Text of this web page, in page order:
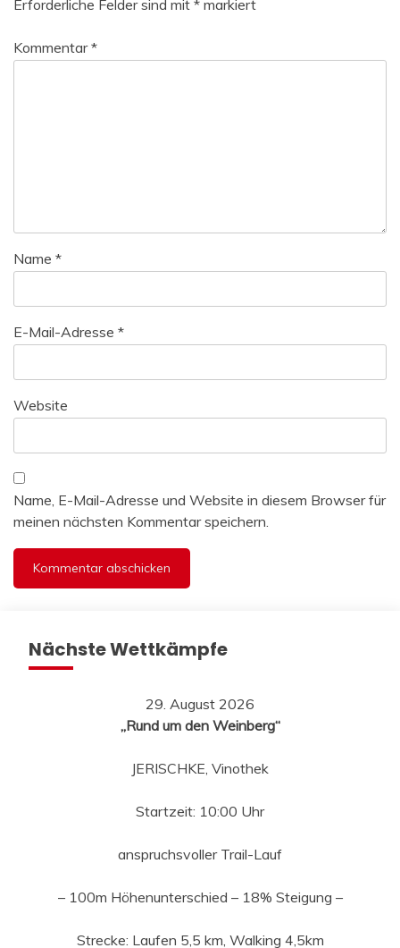
Erforderliche Felder sind mit * markiert
Kommentar*
Name *
E-Mail-Adresse *
Website
Name, E-Mail-Adresse und Website in diesem Browser für
meinen nächsten Kommentar speichern.
Nächste Wettkämpfe
29. August 2026
„Rund um den Weinberg“
JERISCHKE, Vinothek
Startzeit: 10:00 Uhr
anspruchsvoller Trail-Lauf
– 100m Höhenunterschied – 18% Steigung –
Strecke: Laufen 5,5 km, Walking 4,5km